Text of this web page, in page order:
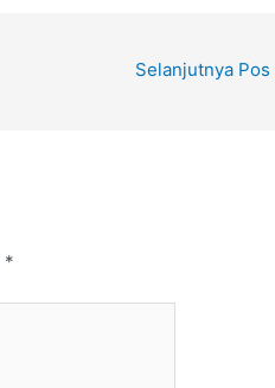
Selanjutnya Pos
*